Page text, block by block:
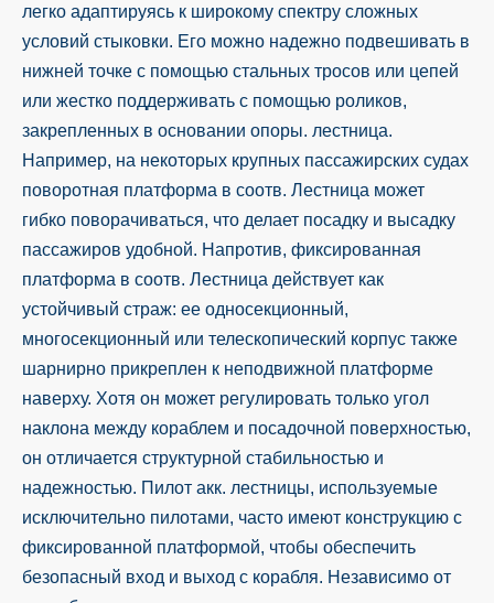
легко адаптируясь к широкому спектру сложных
условий стыковки. Его можно надежно подвешивать в
нижней точке с помощью стальных тросов или цепей
или жестко поддерживать с помощью роликов,
закрепленных в основании опоры. лестница.
Например, на некоторых крупных пассажирских судах
поворотная платформа в соотв. Лестница может
гибко поворачиваться, что делает посадку и высадку
пассажиров удобной. Напротив, фиксированная
платформа в соотв. Лестница действует как
устойчивый страж: ее односекционный,
многосекционный или телескопический корпус также
шарнирно прикреплен к неподвижной платформе
наверху. Хотя он может регулировать только угол
наклона между кораблем и посадочной поверхностью,
он отличается структурной стабильностью и
надежностью. Пилот акк. лестницы, используемые
исключительно пилотами, часто имеют конструкцию с
фиксированной платформой, чтобы обеспечить
безопасный вход и выход с корабля. Независимо от